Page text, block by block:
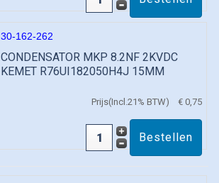
30-162-262
CONDENSATOR MKP 8.2NF 2KVDC
KEMET R76UI182050H4J 15MM
Prijs(Incl.21% BTW) € 0,75